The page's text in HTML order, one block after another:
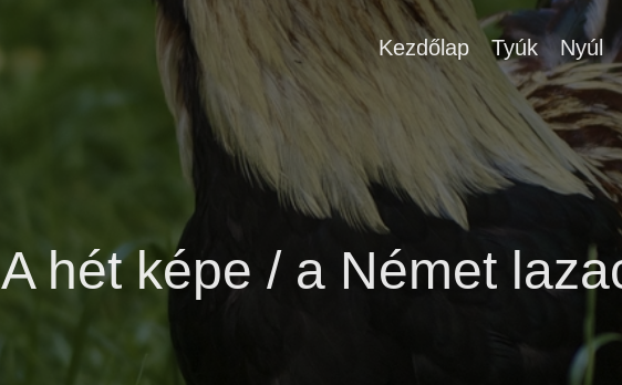
Kezdőlap Tyúk Nyúl
A hét képe / a Német